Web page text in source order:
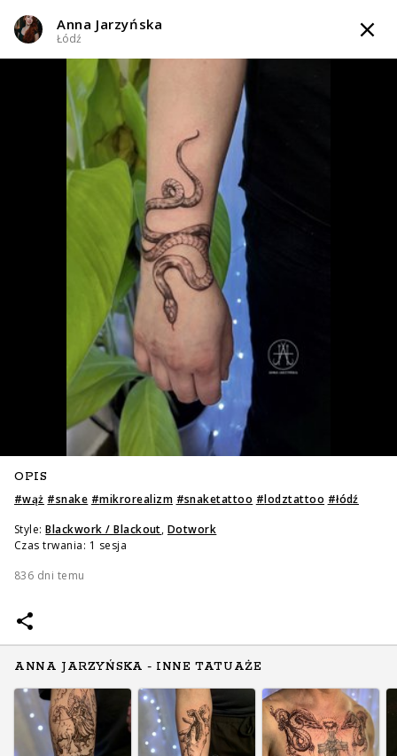
TATTOOARTIST
Anna Jarzyńska
Łódź
Styl tatuażu: Blackwork / Blackout / Celtycki / Dotwork / Gotycki /
Graficzny / Sketchi 3 więcej
WIADOMOŚĆ
WZORY INFO
Anna Jarzyńska
Łódź
OPIS
#wąż #snake #mikrorealizm #snaketattoo #lodztattoo #łódź
Style: Blackwork / Blackout, Dotwork
Czas trwania: 1 sesja
836 dni temu
ANNA JARZYŃSKA - INNE TATUAŻE